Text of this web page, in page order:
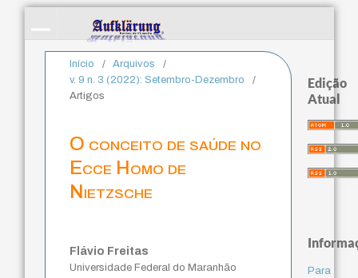
Início / Arquivos
/
v. 9 n. 3 (2022): Setembro-Dezembro
/
Artigos
O conceito de saúde no
Ecce Homo de
Nietzsche
Flávio Freitas
Universidade Federal do Maranhão
Edição
Atual
Para